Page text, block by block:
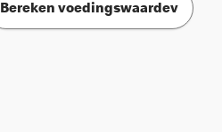
Bereken voedingswaardev